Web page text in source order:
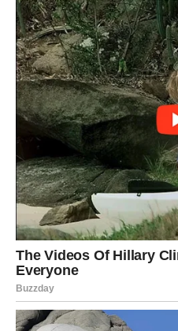
Sada dolazi period u kojem
mijenjaju. Moguća je vijest
važne želje ili susret koji
lijepe planove za vas.
Ono za čim ste dugo patili
ovog puta na način koji
Poruka neba
Vjerujte da nijedna iskrena
samo čekaju pravi trenutak
Zvijezde pokazuju da
ispunjenja želja, olakšanja i